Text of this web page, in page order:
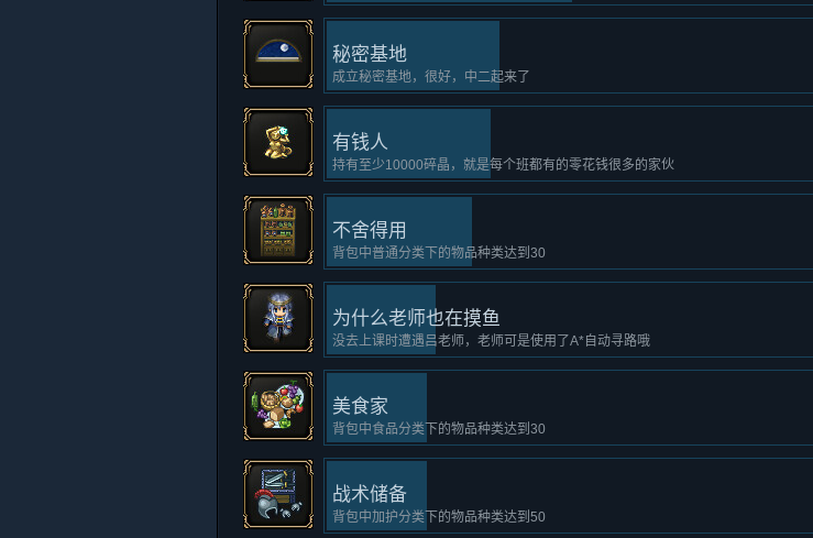
秘密基地
成立秘密基地，很好，中二起来了
有钱人
持有至少10000碎晶，就是每个班都有的零花钱很多的家伙
不舍得用
背包中普通分类下的物品种类达到30
为什么老师也在摸鱼
没去上课时遭遇吕老师，老师可是使用了A*自动寻路哦
美食家
背包中食品分类下的物品种类达到30
战术储备
背包中加护分类下的物品种类达到50